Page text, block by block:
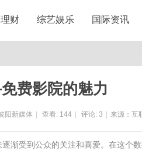
财 综艺娱乐 国际资讯
费影院的魅力
阳新媒体 查看: 144 评论: 3 来源：互
渐受到公众的关注和喜爱。在这个